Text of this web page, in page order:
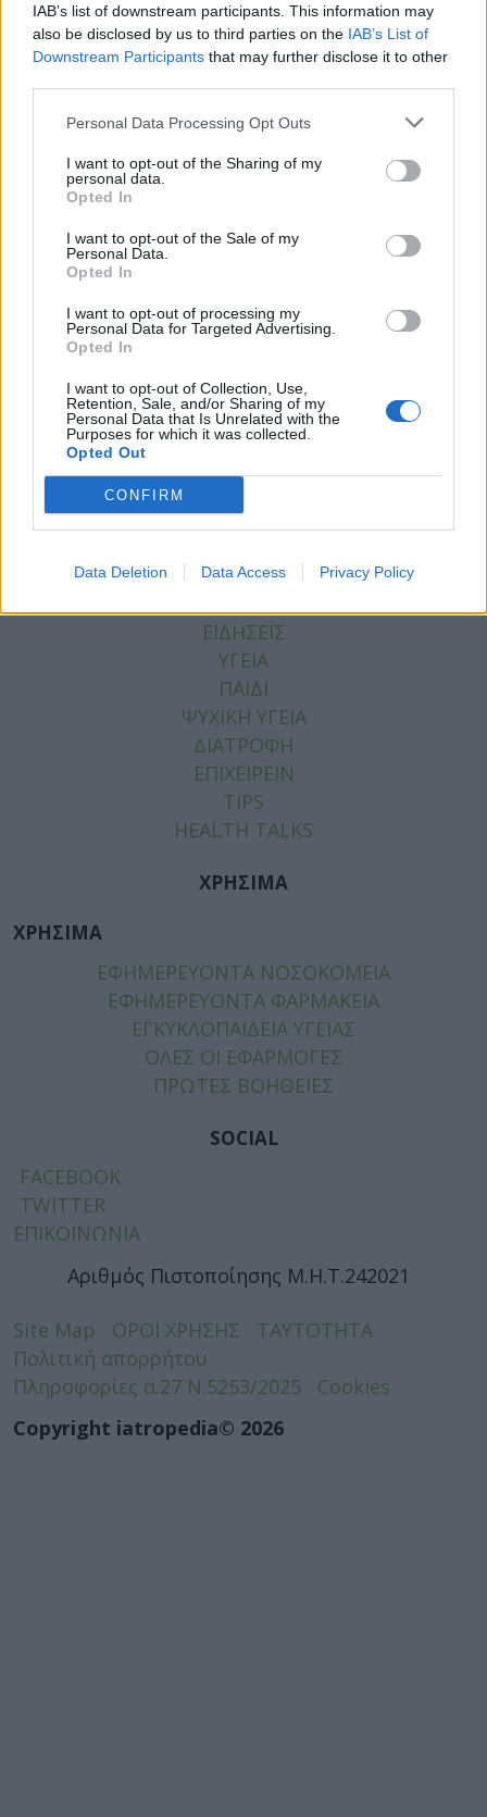
IAB’s list of downstream participants. This information may
also be disclosed by us to third parties on the IAB’s List of
Downstream Participants that may further disclose it to other
Personal Data Processing Opt Outs
I want to opt-out of the Sharing of my
personal data.
Opted In
I want to opt-out of the Sale of my
Personal Data.
Opted In
I want to opt-out of processing my
Personal Data for Targeted Advertising.
Opted In
I want to opt-out of Collection, Use,
Retention, Sale, and/or Sharing of my
Personal Data that Is Unrelated with the
Purposes for which it was collected.
Opted Out
CONFIRM
Data Deletion Data Access Privacy Policy
Facebook
Twitter
Tags:ΔΕΡΜΑΤΟΛΟΓΟΣ,ΚΟΛΩΝΟΣ
ΔΕΡΜΑΤΟΛΟΓΟΣ
ΕΙΔΗΣΕΙΣ
ΥΓΕΙΑ
ΠΑΙΔΙ
ΨΥΧΙΚΗ ΥΓΕΙΑ
ΔΙΑΤΡΟΦΗ
ΕΠΙΧΕΙΡΕΙΝ
TIPS
HEALTH TALKS
ΧΡΗΣΙΜΑ
ΧΡΗΣΙΜΑ
ΕΦΗΜΕΡΕΥΟΝΤΑ ΝΟΣΟΚΟΜΕΙΑ
ΕΦΗΜΕΡΕΥΟΝΤΑ ΦΑΡΜΑΚΕΙΑ
ΕΓΚΥΚΛΟΠΑΙΔΕΙΑ ΥΓΕΙΑΣ
ΟΛΕΣ ΟΙ ΕΦΑΡΜΟΓΕΣ
ΠΡΩΤΕΣ ΒΟΗΘΕΙΕΣ
SOCIAL
FACEBOOK
TWITTER
ΕΠΙΚΟΙΝΩΝΙΑ
Αριθμός Πιστοποίησης Μ.Η.Τ.242021
Site Map ΟΡΟΙ ΧΡΗΣΗΣ
ΤΑΥΤΟΤΗΤΑ
Πολιτική απορρήτου
Πληροφορίες α.27 Ν.5253/2025
Cookies
Copyright iatropedia© 2026